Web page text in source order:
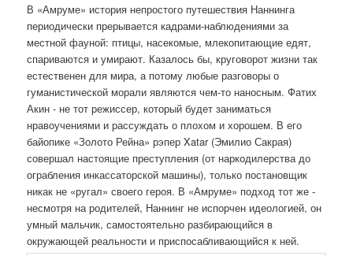
В «Амруме» история непростого путешествия Наннинга
периодически прерывается кадрами-наблюдениями за
местной фауной: птицы, насекомые, млекопитающие едят,
спариваются и умирают. Казалось бы, круговорот жизни так
естественен для мира, а потому любые разговоры о
гуманистической морали являются чем-то наносным. Фатих
Акин - не тот режиссер, который будет заниматься
нравоучениями и рассуждать о плохом и хорошем. В его
байопике «Золото Рейна» рэпер Xatar (Эмилио Сакрая)
совершал настоящие преступления (от наркодилерства до
ограбления инкассаторской машины), только постановщик
никак не «ругал» своего героя. В «Амруме» подход тот же -
несмотря на родителей, Наннинг не испорчен идеологией, он
умный мальчик, самостоятельно разбирающийся в
окружающей реальности и приспосабливающийся к ней.